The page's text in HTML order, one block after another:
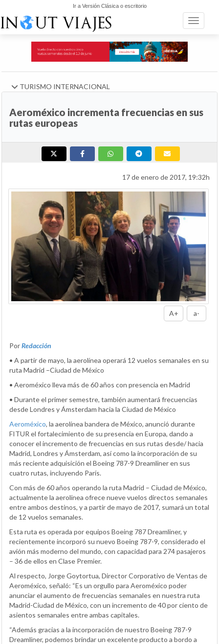
Ir a Versión Clásica o escritorio
Toggle
TURISMO INTERNACIONAL
Aeroméxico incrementa frecuencias en sus
rutas europeas
17 de enero de 2017, 19:32h
A+ a-
PorRedacción
• A partir de mayo, la aerolínea operará 12 vuelos semanales en su
ruta Madrid –Ciudad de México
• Aeroméxico lleva más de 60 años con presencia en Madrid
• Durante el primer semestre, también aumentará frecuencias
desde Londres y Ámsterdam hacia la Ciudad de México
Aeroméxico, la aerolínea bandera de México, anunció durante
FITUR el fortalecimiento de su presencia en Europa, dando a
conocer el incremento de frecuencias en sus rutas desde/ hacia
Madrid, Londres y Ámsterdam, así como la incorporación de su
más reciente adquisición el Boeing 787-9 Dreamliner en sus
cuatro rutas, incluyendo París.
Con más de 60 años operando la ruta Madrid – Ciudad de México,
actualmente la aerolínea ofrece nueve vuelos directos semanales
entre ambos destinos, y a partir de mayo de 2017, sumará un total
de 12 vuelos semanales.
Esta ruta es operada por equipos Boeing 787 Dreamliner, y
recientemente incorporó su nuevo Boeing 787-9, considerado el
avión más moderno del mundo, con capacidad para 274 pasajeros
– 36 de ellos en Clase Premier.
Al respecto, Jorge Goytortua, Director Corporativo de Ventas de
Aeroméxico, señaló: “Es un orgullo para Aeroméxico poder
anunciar el aumento de frecuencias semanales en nuestra ruta
Madrid-Ciudad de México, con un incremento de 40 por ciento de
asientos semanales entre ambas capitales.
“Además gracias a la incorporación de nuestro Boeing 787-9
Dreamliner, podemos brindar un excelente producto a bordo a